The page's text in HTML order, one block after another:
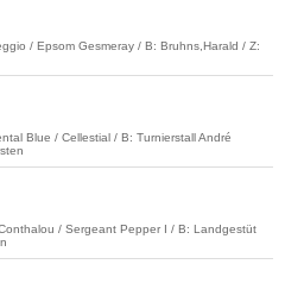
/ Epsom Gesmeray / B: Bruhns,Harald / Z:
Blue / Cellestial / B: Turnierstall André
/ Sergeant Pepper I / B: Landgestüt